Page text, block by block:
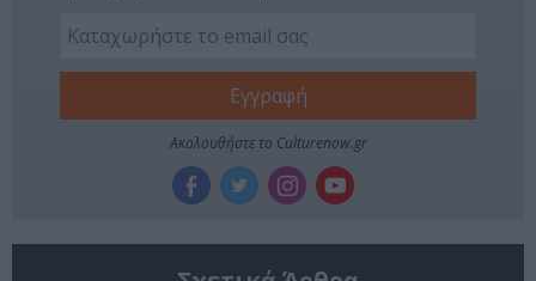
Ακολουθήστε το Culturenow.gr